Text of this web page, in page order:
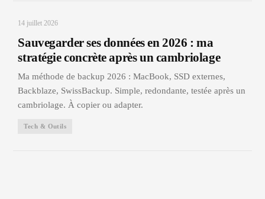
14 juillet 2026
Sauvegarder ses données en 2026 : ma
stratégie concrète après un cambriolage
Ma méthode de backup 2026 : MacBook, SSD externes,
Backblaze, SwissBackup. Simple, redondante, testée après un
cambriolage. À copier ou adapter.
Tech & Outils